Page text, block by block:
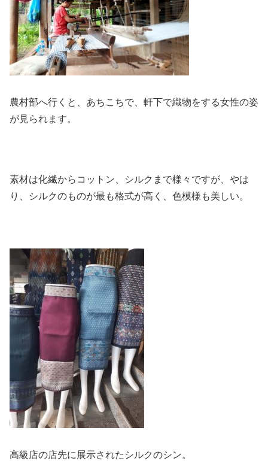
農村部へ行くと、あちこちで、軒下で織物をする女性の姿
が見られます。
素材は化繊からコットン、シルクまで様々ですが、やは
り、シルクのものが最も格式が高く、色模様も美しい。
高級店の店先に展示されたシルクのシン。